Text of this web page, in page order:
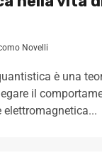
Novelli
è una
il